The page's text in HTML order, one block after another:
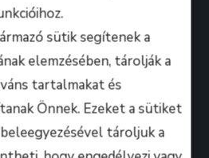
sütik segítenek a
elemzésében, tárolják a
tartalmakat és
Önnek. Ezeket a sütiket
tároljuk a
ezen a platformon
keretek között, mindenki
arra, hogy
amire csak zeneileg